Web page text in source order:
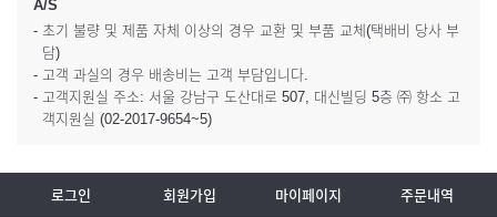
A/S
- 초기 불량 및 제품 자체 이상의 경우 교환 및 부품 교체(택배비 당사 부
담)
- 고객 과실의 경우 배송비는 고객 부담입니다.
- 고객지원실 주소: 서울 강남구 도산대로 507, 대신빌딩 5층 ㈜ 항소 고
객지원실 (02-2017-9654~5)
로그인 회원가입 마이페이지 주문내역